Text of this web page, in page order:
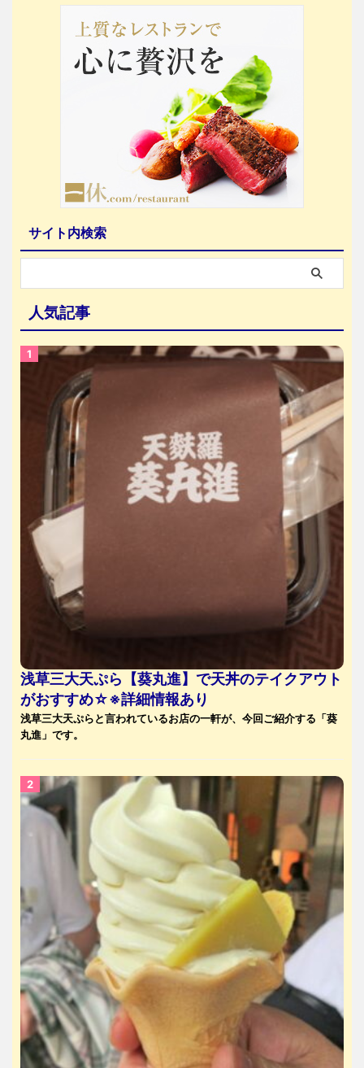
サイト内検索
人気記事
浅草三大天ぷら【葵丸進】で天丼のテイクアウト
がおすすめ☆※詳細情報あり
浅草三大天ぷらと言われているお店の一軒が、今回ご紹介する「葵
丸進」です。